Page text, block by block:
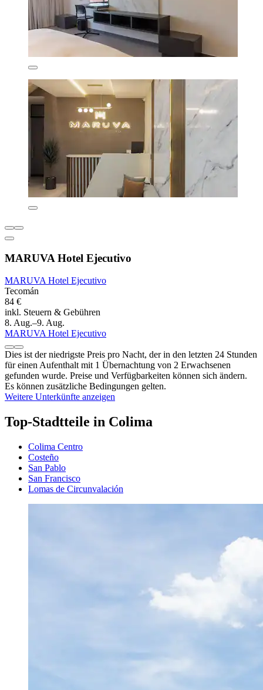
MARUVA Hotel Ejecutivo
MARUVA Hotel Ejecutivo
Tecomán
84 €
inkl. Steuern & Gebühren
8. Aug.–9. Aug.
MARUVA Hotel Ejecutivo
Dies ist der niedrigste Preis pro Nacht, der in den letzten 24 Stunden
für einen Aufenthalt mit 1 Übernachtung von 2 Erwachsenen
gefunden wurde. Preise und Verfügbarkeiten können sich ändern.
Es können zusätzliche Bedingungen gelten.
Weitere Unterkünfte anzeigen
Top-Stadtteile in Colima
Colima Centro
Costeño
San Pablo
San Francisco
Lomas de Circunvalación